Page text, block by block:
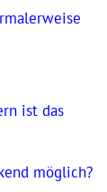
ist das
möglich?